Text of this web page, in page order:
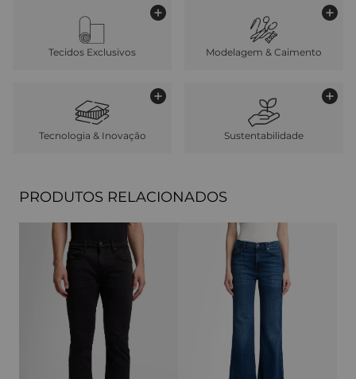
Tecidos Exclusivos Modelagem & Caimento
Tecnologia & Inovação Sustentabilidade
PRODUTOS RELACIONADOS